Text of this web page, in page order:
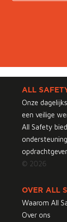
ALL
Onze
een veilige
All Safety
© 2026
OVER ALL
Waarom All
Over ons